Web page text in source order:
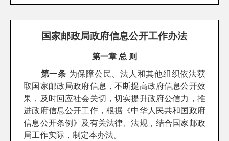
国家邮政局政府信息公开工作办法
第一章 总 则
第一条 为保障公民、法人和其他组织依法获
取国家邮政局政府信息，不断提高政府信息公开效
果，及时回应社会关切，切实提升政府公信力，推
进政府信息公开工作，根据《中华人民共和国政府
信息公开条例》及有关法律、法规，结合国家邮政
局工作实际，制定本办法。